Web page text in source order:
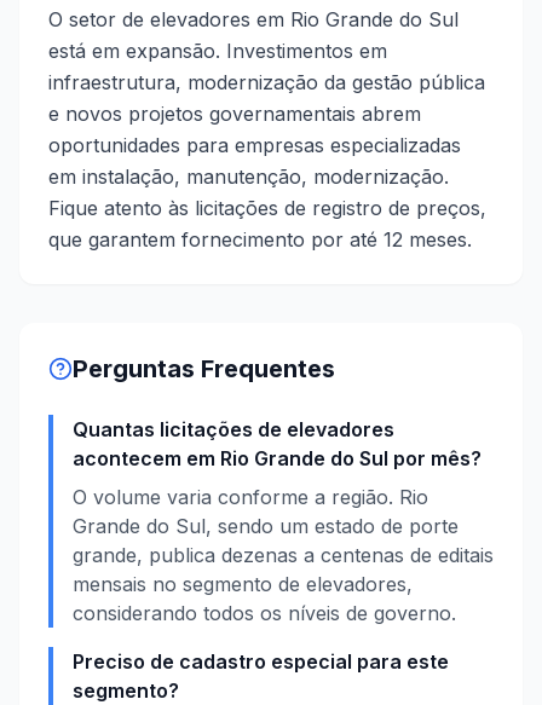
O setor de elevadores em Rio Grande do Sul
está em expansão. Investimentos em
infraestrutura, modernização da gestão pública
e novos projetos governamentais abrem
oportunidades para empresas especializadas
em instalação, manutenção, modernização.
Fique atento às licitações de registro de preços,
que garantem fornecimento por até 12 meses.
Perguntas Frequentes
Quantas licitações de elevadores
acontecem em Rio Grande do Sul por mês?
O volume varia conforme a região. Rio
Grande do Sul, sendo um estado de porte
grande, publica dezenas a centenas de editais
mensais no segmento de elevadores,
considerando todos os níveis de governo.
Preciso de cadastro especial para este
segmento?